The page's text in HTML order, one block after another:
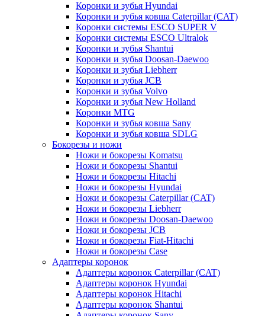
Коронки и зубья Hyundai
Коронки и зубья ковша Caterpillar (CAT)
Коронки системы ESCO SUPER V
Коронки системы ESCO Ultralok
Коронки и зубья Shantui
Коронки и зубья Doosan-Daewoo
Коронки и зубья Liebherr
Коронки и зубья JCB
Коронки и зубья Volvo
Коронки и зубья New Holland
Коронки MTG
Коронки и зубья ковша Sany
Коронки и зубья ковша SDLG
Бокорезы и ножи
Ножи и бокорезы Komatsu
Ножи и бокорезы Shantui
Ножи и бокорезы Hitachi
Ножи и бокорезы Hyundai
Ножи и бокорезы Caterpillar (CAT)
Ножи и бокорезы Liebherr
Ножи и бокорезы Doosan-Daewoo
Ножи и бокорезы JCB
Ножи и бокорезы Fiat-Hitachi
Ножи и бокорезы Case
Адаптеры коронок
Адаптеры коронок Caterpillar (CAT)
Адаптеры коронок Hyundai
Адаптеры коронок Hitachi
Адаптеры коронок Shantui